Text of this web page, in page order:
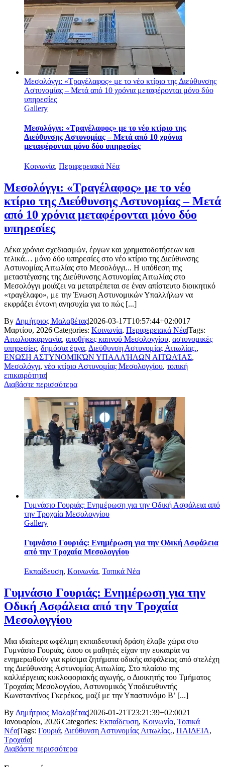
Μεσολόγγι: «Τραγέλαφος» με το νέο κτίριο της Διεύθυνσης
Αστυνομίας – Μετά από 10 χρόνια μεταφέρονται μόνο δύο
υπηρεσίες
Gallery
Μεσολόγγι: «Τραγέλαφος» με το νέο κτίριο της
Διεύθυνσης Αστυνομίας – Μετά από 10 χρόνια
μεταφέρονται μόνο δύο υπηρεσίες
Κοινωνία, Περιφερειακά Νέα
Μεσολόγγι: «Τραγέλαφος» με το νέο
κτίριο της Διεύθυνσης Αστυνομίας – Μετά
από 10 χρόνια μεταφέρονται μόνο δύο
υπηρεσίες
Δέκα χρόνια σχεδιασμών, έργων και χρηματοδοτήσεων και
τελικά… μόνο δύο υπηρεσίες στο νέο κτίριο της Διεύθυνσης
Αστυνομίας Αιτωλίας στο Μεσολόγγι... Η υπόθεση της
μεταστέγασης της Διεύθυνσης Αστυνομίας Αιτωλίας στο
Μεσολόγγι μοιάζει να μετατρέπεται σε έναν απίστευτο διοικητικό
«τραγέλαφο», με την Ένωση Αστυνομικών Υπαλλήλων να
εκφράζει έντονη ανησυχία για το πώς [...]
By Δημήτριος Μαλαβέτας|2026-03-17T10:57:44+02:0017
Μαρτίου, 2026|Categories: Κοινωνία, Περιφερειακά Νέα|Tags:
Αιτωλοακαρνανία, αποθήκες καπνού Μεσολογγίου, αστυνομικές
υπηρεσίες, δημόσια έργα, Διεύθυνση Αστυνομίας Αιτωλίας.,
ΕΝΩΣΗ ΑΣΤΥΝΟΜΙΚΏΝ ΥΠΑΛΛΉΛΩΝ ΑΙΤΩΛΊΑΣ,
Μεσολόγγι, νέο κτίριο Αστυνομίας Μεσολογγίου, τοπική
επικαιρότητα|
Διαβάστε περισσότερα
Γυμνάσιο Γουριάς: Ενημέρωση για την Οδική Ασφάλεια από
την Τροχαία Μεσολογγίου
Gallery
Γυμνάσιο Γουριάς: Ενημέρωση για την Οδική Ασφάλεια
από την Τροχαία Μεσολογγίου
Εκπαίδευση, Κοινωνία, Τοπικά Νέα
Γυμνάσιο Γουριάς: Ενημέρωση για την
Οδική Ασφάλεια από την Τροχαία
Μεσολογγίου
Μια ιδιαίτερα ωφέλιμη εκπαιδευτική δράση έλαβε χώρα στο
Γυμνάσιο Γουριάς, όπου οι μαθητές είχαν την ευκαιρία να
ενημερωθούν για κρίσιμα ζητήματα οδικής ασφάλειας από στελέχη
της Διεύθυνσης Αστυνομίας Αιτωλίας. Στο πλαίσιο της
καλλιέργειας κυκλοφοριακής αγωγής, ο Διοικητής του Τμήματος
Τροχαίας Μεσολογγίου, Αστυνομικός Υποδιευθυντής
Κωνσταντίνος Γκερέκος, μαζί με την Υπαστυνόμο Β’ [...]
By Δημήτριος Μαλαβέτας|2026-01-21T23:21:39+02:0021
Ιανουαρίου, 2026|Categories: Εκπαίδευση, Κοινωνία, Τοπικά
Νέα|Tags: Γουριά, Διεύθυνση Αστυνομίας Αιτωλίας., ΠΑΙΔΕΙΑ,
Τροχαία|
Διαβάστε περισσότερα